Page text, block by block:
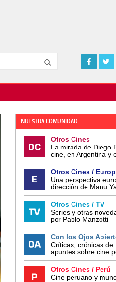
NUESTRA COMUNIDAD
Otros Cines
La mirada de Diego
cine, en Argentina y
Otros Cines /
Una perspectiva
dirección de Manu
Otros Cines / TV
Series y otras
por Pablo Manzotti
Con los Ojos
Críticas, crónicas de
apuntes sobre cine
Otros Cines / Perú
Cine peruano y